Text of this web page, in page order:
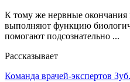
К тому же нервные окончания
выполняют функцию
помогают подсознательно ...
Рассказывает
Команда врачей-экспертов